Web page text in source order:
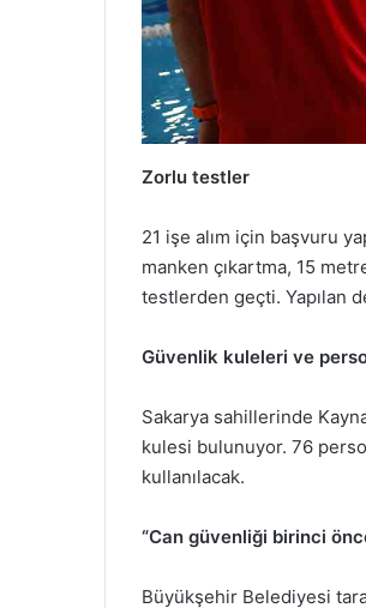
Zorlu testler
21 işe alım için başvuru
manken çıkartma, 15
testlerden geçti. Yapılan
Güvenlik kuleleri ve
Sakarya sahillerinde
kulesi bulunuyor. 76
kullanılacak.
“Can güvenliği birinci
Büyükşehir Belediyesi